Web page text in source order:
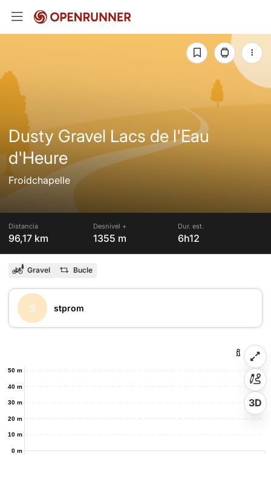
Dusty Gravel Lacs de l'Eau
d'Heure
Froidchapelle
Distancia
96,17 km
Desnivel +
1355 m
Dur. est.
6h12
Gravel Bucle
S stprom
0 m
10 m
20 m
30 m
40 m
50 m
3D